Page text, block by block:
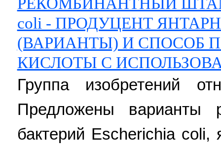
coli - ПРОДУЦЕНТ
(ВАРИАНТЫ) И СПОСОБ
КИСЛОТЫ С
Группа изобретений
Предложены варианты
бактерий Escherichia